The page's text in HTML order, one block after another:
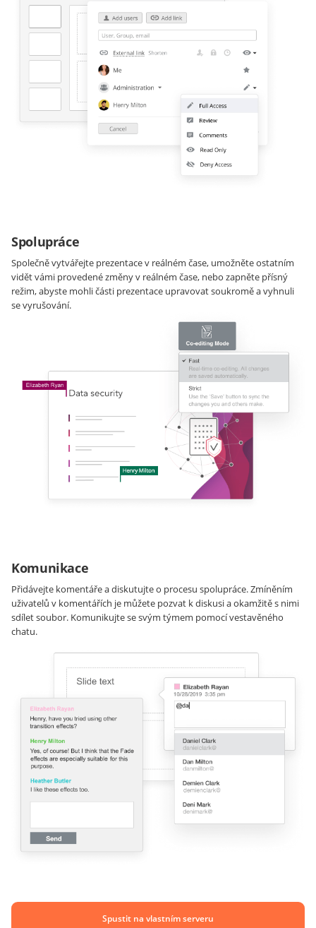
Spolupráce
Společně vytvářejte prezentace v reálném čase, umožněte ostatním
vidět vámi provedené změny v reálném čase, nebo zapněte přísný
režim, abyste mohli části prezentace upravovat soukromě a vyhnuli
se vyrušování.
Komunikace
Přidávejte komentáře a diskutujte o procesu spolupráce. Zmíněním
uživatelů v komentářích je můžete pozvat k diskusi a okamžitě s nimi
sdílet soubor. Komunikujte se svým týmem pomocí vestavěného
chatu.
Spustit na vlastním serveru